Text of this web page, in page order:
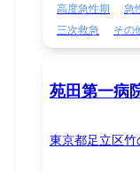
高度急性期 急
三次救急
その
苑田第一病
東京都足立区